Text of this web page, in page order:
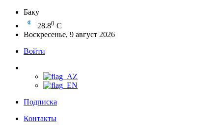
Баку
28.80 C
Воскресенье, 9 август 2026
Войти
Подписка
Контакты